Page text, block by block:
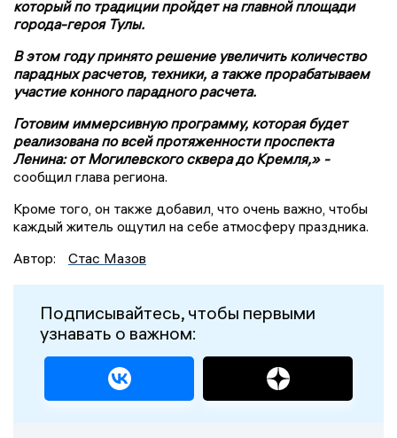
который по традиции пройдет на главной площади
города-героя Тулы.
В этом году принято решение увеличить количество
парадных расчетов, техники, а также прорабатываем
участие конного парадного расчета.
Готовим иммерсивную программу, которая будет
реализована по всей протяженности проспекта
Ленина: от Могилевского сквера до Кремля,» -
сообщил глава региона.
Кроме того, он также добавил, что очень важно, чтобы
каждый житель ощутил на себе атмосферу праздника.
Автор:
Стас Мазов
Подписывайтесь, чтобы первыми
узнавать о важном: